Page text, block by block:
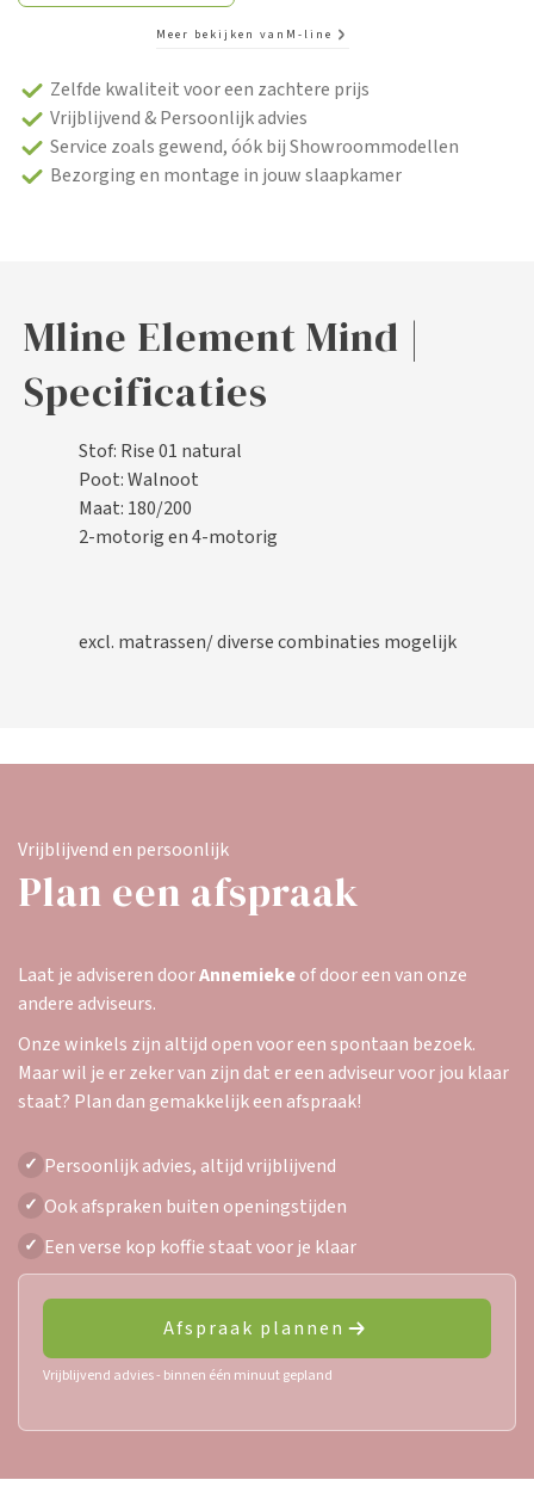
Meer bekijken van M-line
Zelfde kwaliteit voor een zachtere prijs
Vrijblijvend & Persoonlijk advies
Service zoals gewend, óók bij Showroommodellen
Bezorging en montage in jouw slaapkamer
Mline Element Mind |
Specificaties
Stof: Rise 01 natural
Poot: Walnoot
Maat: 180/200
2-motorig en 4-motorig
excl. matrassen/ diverse combinaties mogelijk
Vrijblijvend en persoonlijk
Plan een afspraak
Laat je adviseren doorAnnemiekeof door een van onze
andere adviseurs.
Onze winkels zijn altijd open voor een spontaan bezoek.
Maar wil je er zeker van zijn dat er een adviseur voor jou klaar
staat? Plan dan gemakkelijk een afspraak!
Afspraak plannen
Vrijblijvend advies - binnen één minuut gepland
✓ Persoonlijk advies, altijd vrijblijvend
✓ Ook afspraken buiten openingstijden
✓ Een verse kop koffie staat voor je klaar